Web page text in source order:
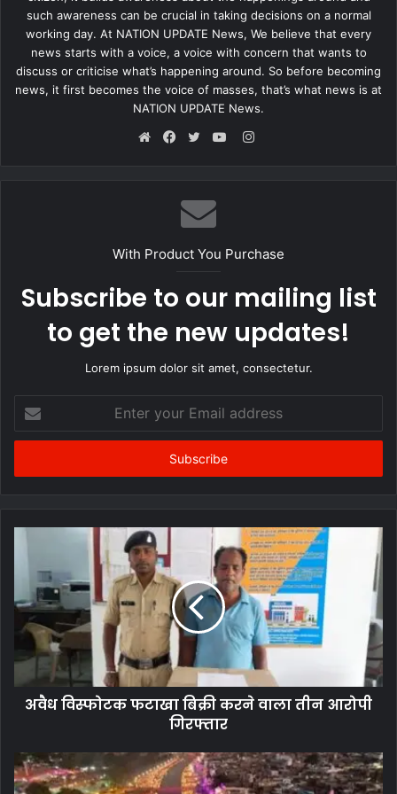
एलान कर दिया है.
पिछले महीने, ब्रिटेन की तत्कालीन विदेश मंत्री लिज ट्रस ने भारतीय मूल के पूर्व
वित्त मंत्री ऋषि सुनक को कंजरवेटिव पार्टी नेतृत्व के लिए मुकाबले में हराकर
प्रधानमंत्री के तौर पर बोरिस जॉनसन की जगह ली थी. तब ट्रस को 57.4
प्रतिशत और सुनक को 42.6 प्रतिशत मत मिले थे. लोगों ने इस दौरान सुनक को
भारतीय मूल के ब्रिटिश सांसद ऋषि सुनक एक बार फिर ब्रिटेन के पीएम की रेस
पीएम पद के लिए अपनी उम्मीदवारी की घोषणा कर दी थी. रिपोर्ट्स में दावा किया जा
रहा है कि इस बार सुनक को कंजर्वेटिव पार्टी के 128 सांसद समर्थन कर रहे हैं, जो
कि पीएम बनने के लिए न्यूनतम 100 के आंकड़े से काफी ज्यादा है
such awareness can be crucial in taking decisions on a normal
working day. At NATION UPDATE News, We believe that every
news starts with a voice, a voice with concern that wants to
discuss or criticise what’s happening around. So before becoming
news, it first becomes the voice of masses, that’s what news is at
NATION UPDATE News.
Instagram
With Product You Purchase
Subscribe to our mailing list
to get the new updates!
Lorem ipsum dolor sit amet, consectetur.
your
Email
अवैध विस्फोटक फटाखा बिक्री करने वाला तीन आरोपी
गिरफ्तार